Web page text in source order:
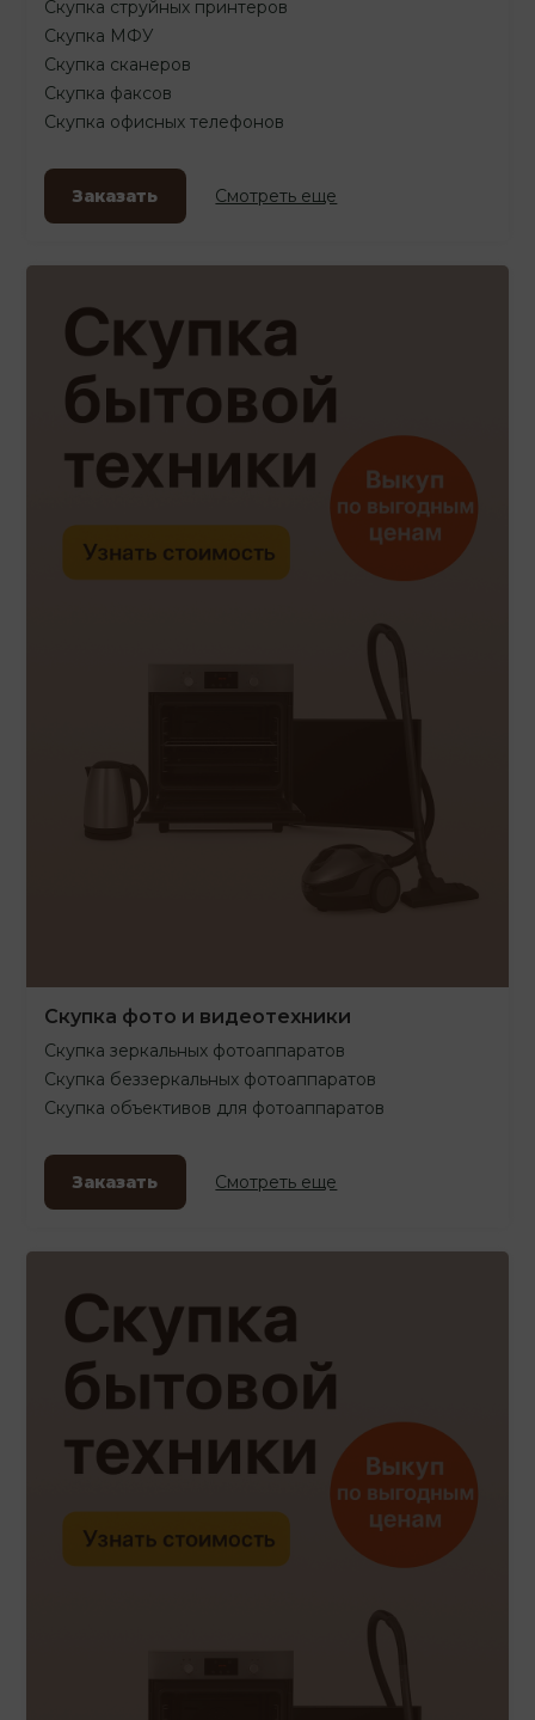
Скупка струйных принтеров
Скупка МФУ
Скупка сканеров
Скупка факсов
Скупка офисных телефонов
Заказать Смотреть еще
Скупка фото и видеотехники
Скупка зеркальных фотоаппаратов
Скупка беззеркальных фотоаппаратов
Скупка объективов для фотоаппаратов
Заказать Смотреть еще